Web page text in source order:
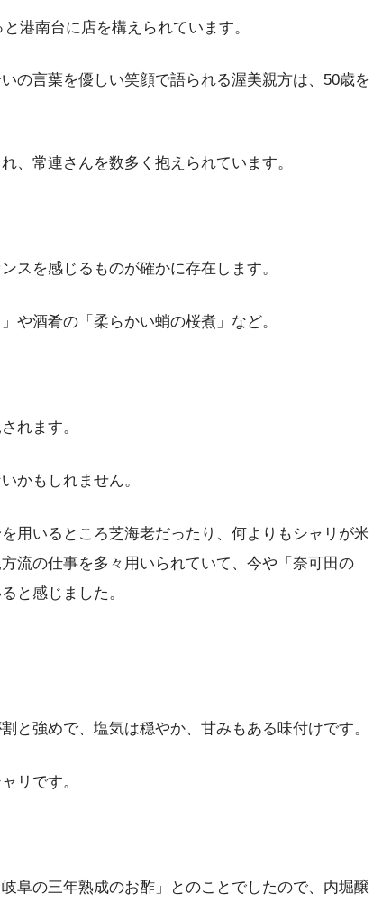
港南台に店を構えられています。
の言葉を優しい笑顔で語られる渥美親方は、50歳を
、常連さんを数多く抱えられています。
スを感じるものが確かに存在します。
や酒肴の「柔らかい蛸の桜煮」など。
れます。
かもしれません。
用いるところ芝海老だったり、何よりもシャリが米
流の仕事を多々用いられていて、今や「奈可田の
と感じました。
と強めで、塩気は穏やか、甘みもある味付けです。
リです。
阜の三年熟成のお酢」とのことでしたので、内堀醸